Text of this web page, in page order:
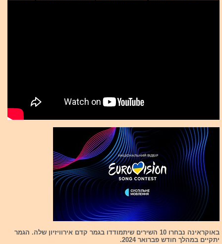
באוקראינה נבחרו 10 השירים שיתמודדו בגמר קדם אירוויזיון שלה. הגמר
יתקיים במהלך חודש פברואר 2024.